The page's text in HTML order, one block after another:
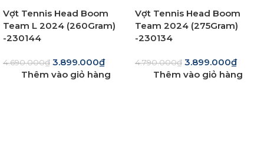
Vợt Tennis Head Boom
Team L 2024 (260Gram)
-230144
4.690.000₫ 3.899.000₫
Thêm vào giỏ hàng
Vợt Tennis Head Boom
Team 2024 (275Gram)
-230134
4.790.000₫ 3.899.000₫
Thêm vào giỏ hàng